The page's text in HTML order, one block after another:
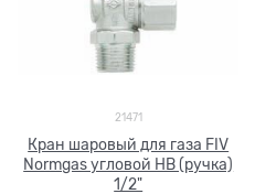
21471
Кран шаровый для газа FIV
Normgas угловой НВ (ручка)
1/2"